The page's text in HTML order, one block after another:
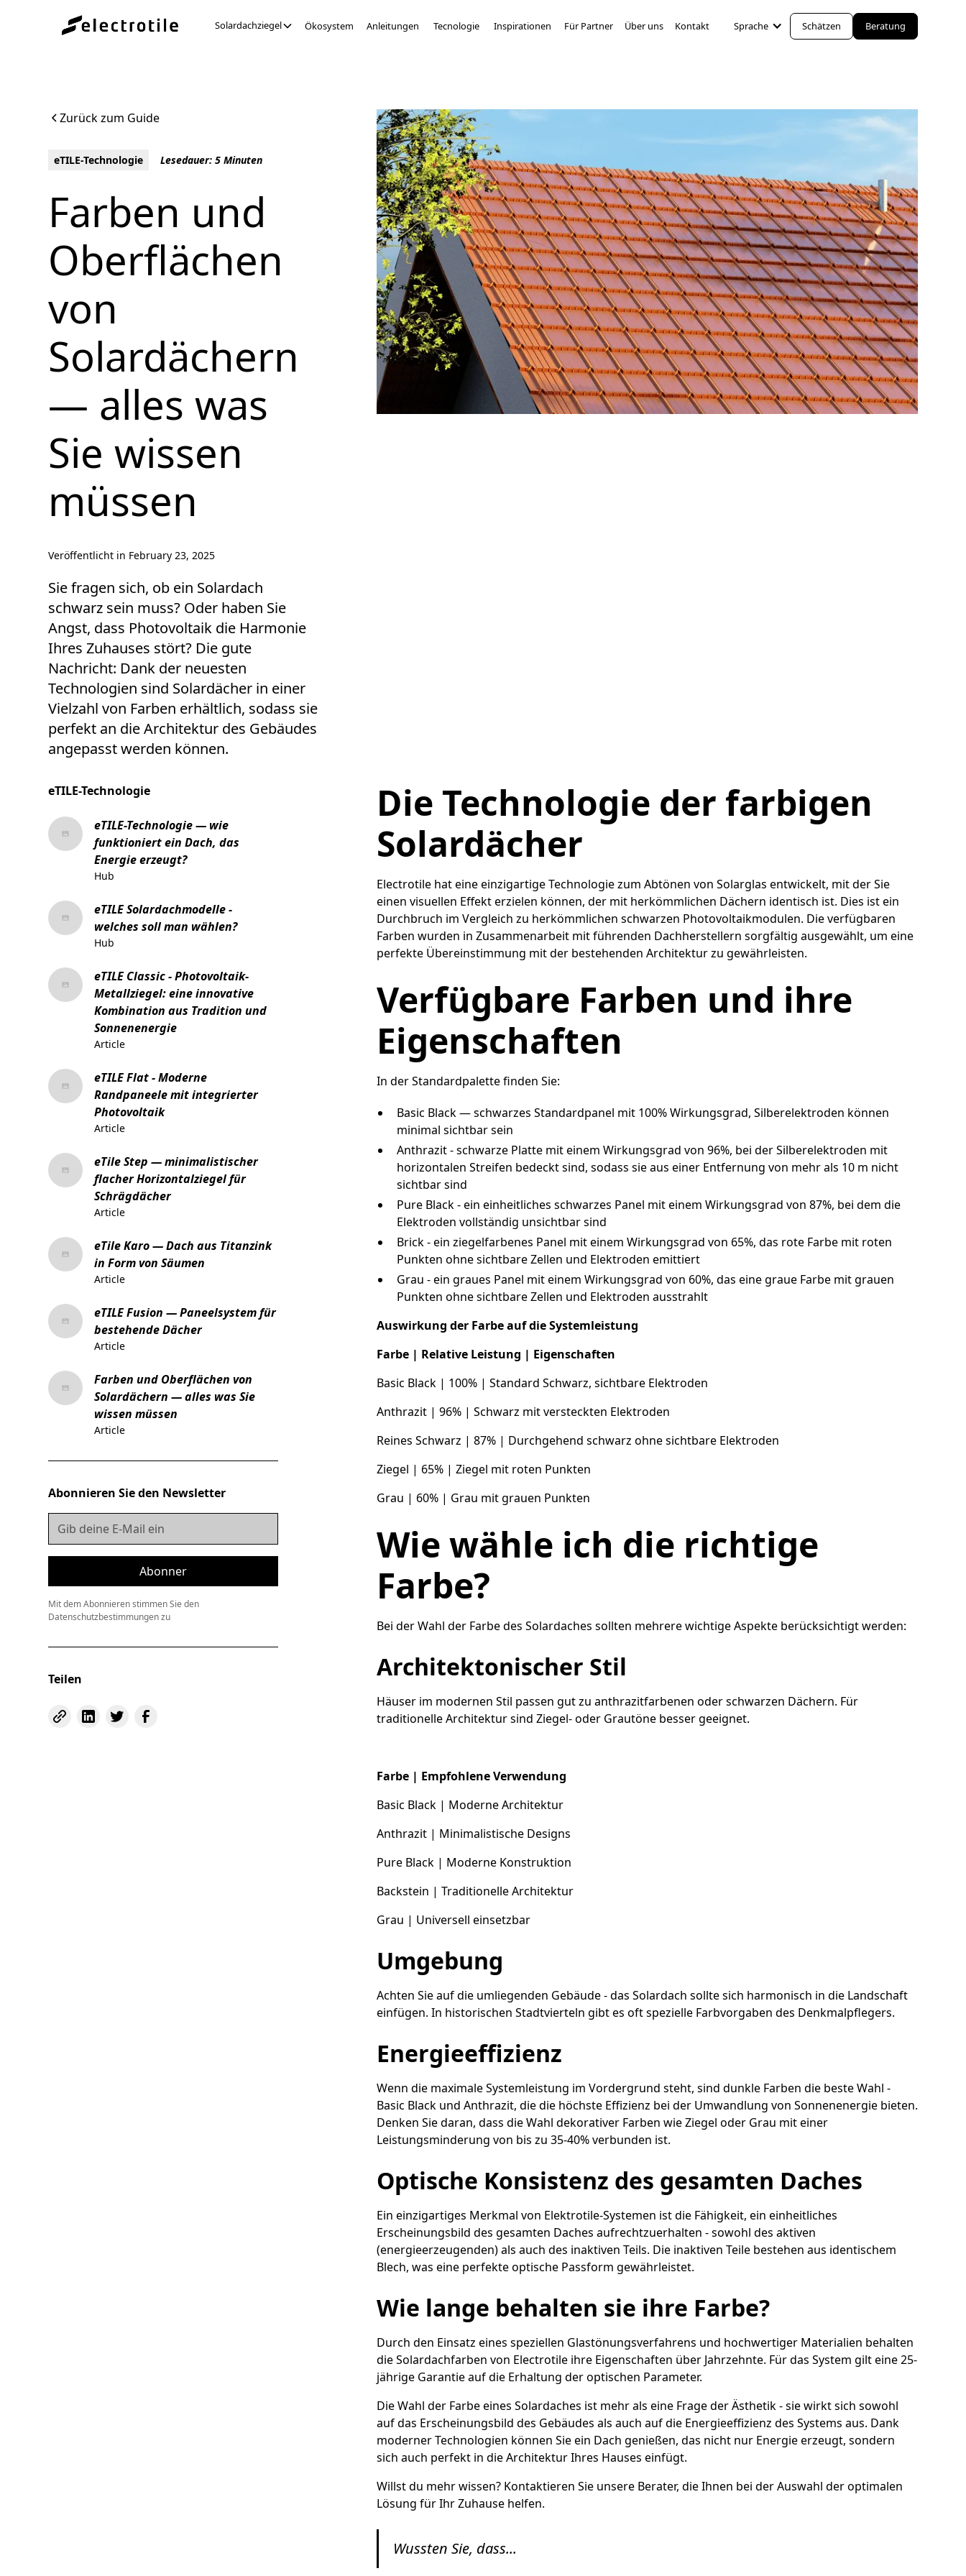
Solardachziegel Ökosystem Anleitungen Tecnologie Inspirationen Für Partner Über uns Kontakt Sprache Schätzen Beratung
Zurück zum Guide
eTILE-Technologie Lesedauer: 5 Minuten
Farben und
Oberflächen
von
Solardächern
— alles was
Sie wissen
müssen
Veröffentlicht in February 23, 2025
Sie fragen sich, ob ein Solardach
schwarz sein muss? Oder haben Sie
Angst, dass Photovoltaik die Harmonie
Ihres Zuhauses stört? Die gute
Nachricht: Dank der neuesten
Technologien sind Solardächer in einer
Vielzahl von Farben erhältlich, sodass sie
perfekt an die Architektur des Gebäudes
angepasst werden können.
eTILE-Technologie
eTILE-Technologie — wie
funktioniert ein Dach, das
Energie erzeugt?
Hub
eTILE Solardachmodelle -
welches soll man wählen?
Hub
eTILE Classic - Photovoltaik-
Metallziegel: eine innovative
Kombination aus Tradition und
Sonnenenergie
Article
eTILE Flat - Moderne
Randpaneele mit integrierter
Photovoltaik
Article
eTile Step — minimalistischer
flacher Horizontalziegel für
Schrägdächer
Article
eTile Karo — Dach aus Titanzink
in Form von Säumen
Article
eTILE Fusion — Paneelsystem für
bestehende Dächer
Article
Farben und Oberflächen von
Solardächern — alles was Sie
wissen müssen
Article
Abonnieren Sie den Newsletter
Mit dem Abonnieren stimmen Sie den
Datenschutzbestimmungen zu
Teilen
Die Technologie der farbigen
Solardächer
Electrotile hat eine einzigartige Technologie zum Abtönen von Solarglas entwickelt, mit der Sie
einen visuellen Effekt erzielen können, der mit herkömmlichen Dächern identisch ist. Dies ist ein
Durchbruch im Vergleich zu herkömmlichen schwarzen Photovoltaikmodulen. Die verfügbaren
Farben wurden in Zusammenarbeit mit führenden Dachherstellern sorgfältig ausgewählt, um eine
perfekte Übereinstimmung mit der bestehenden Architektur zu gewährleisten.
Verfügbare Farben und ihre
Eigenschaften
In der Standardpalette finden Sie:
Basic Black — schwarzes Standardpanel mit 100% Wirkungsgrad, Silberelektroden können
minimal sichtbar sein
Anthrazit - schwarze Platte mit einem Wirkungsgrad von 96%, bei der Silberelektroden mit
horizontalen Streifen bedeckt sind, sodass sie aus einer Entfernung von mehr als 10 m nicht
sichtbar sind
Pure Black - ein einheitliches schwarzes Panel mit einem Wirkungsgrad von 87%, bei dem die
Elektroden vollständig unsichtbar sind
Brick - ein ziegelfarbenes Panel mit einem Wirkungsgrad von 65%, das rote Farbe mit roten
Punkten ohne sichtbare Zellen und Elektroden emittiert
Grau - ein graues Panel mit einem Wirkungsgrad von 60%, das eine graue Farbe mit grauen
Punkten ohne sichtbare Zellen und Elektroden ausstrahlt
Auswirkung der Farbe auf die Systemleistung
Farbe | Relative Leistung | Eigenschaften
Basic Black | 100% | Standard Schwarz, sichtbare Elektroden
Anthrazit | 96% | Schwarz mit versteckten Elektroden
Reines Schwarz | 87% | Durchgehend schwarz ohne sichtbare Elektroden
Ziegel | 65% | Ziegel mit roten Punkten
Grau | 60% | Grau mit grauen Punkten
Wie wähle ich die richtige
Farbe?
Bei der Wahl der Farbe des Solardaches sollten mehrere wichtige Aspekte berücksichtigt werden:
Architektonischer Stil
Häuser im modernen Stil passen gut zu anthrazitfarbenen oder schwarzen Dächern. Für
traditionelle Architektur sind Ziegel- oder Grautöne besser geeignet.
Farbe | Empfohlene Verwendung
Basic Black | Moderne Architektur
Anthrazit | Minimalistische Designs
Pure Black | Moderne Konstruktion
Backstein | Traditionelle Architektur
Grau | Universell einsetzbar
Umgebung
Achten Sie auf die umliegenden Gebäude - das Solardach sollte sich harmonisch in die Landschaft
einfügen. In historischen Stadtvierteln gibt es oft spezielle Farbvorgaben des Denkmalpflegers.
Energieeffizienz
Wenn die maximale Systemleistung im Vordergrund steht, sind dunkle Farben die beste Wahl -
Basic Black und Anthrazit, die die höchste Effizienz bei der Umwandlung von Sonnenenergie bieten.
Denken Sie daran, dass die Wahl dekorativer Farben wie Ziegel oder Grau mit einer
Leistungsminderung von bis zu 35-40% verbunden ist.
Optische Konsistenz des gesamten Daches
Ein einzigartiges Merkmal von Elektrotile-Systemen ist die Fähigkeit, ein einheitliches
Erscheinungsbild des gesamten Daches aufrechtzuerhalten - sowohl des aktiven
(energieerzeugenden) als auch des inaktiven Teils. Die inaktiven Teile bestehen aus identischem
Blech, was eine perfekte optische Passform gewährleistet.
Wie lange behalten sie ihre Farbe?
Durch den Einsatz eines speziellen Glastönungsverfahrens und hochwertiger Materialien behalten
die Solardachfarben von Electrotile ihre Eigenschaften über Jahrzehnte. Für das System gilt eine 25-
jährige Garantie auf die Erhaltung der optischen Parameter.
Die Wahl der Farbe eines Solardaches ist mehr als eine Frage der Ästhetik - sie wirkt sich sowohl
auf das Erscheinungsbild des Gebäudes als auch auf die Energieeffizienz des Systems aus. Dank
moderner Technologien können Sie ein Dach genießen, das nicht nur Energie erzeugt, sondern
sich auch perfekt in die Architektur Ihres Hauses einfügt.
Willst du mehr wissen? Kontaktieren Sie unsere Berater, die Ihnen bei der Auswahl der optimalen
Lösung für Ihr Zuhause helfen.
Wussten Sie, dass...